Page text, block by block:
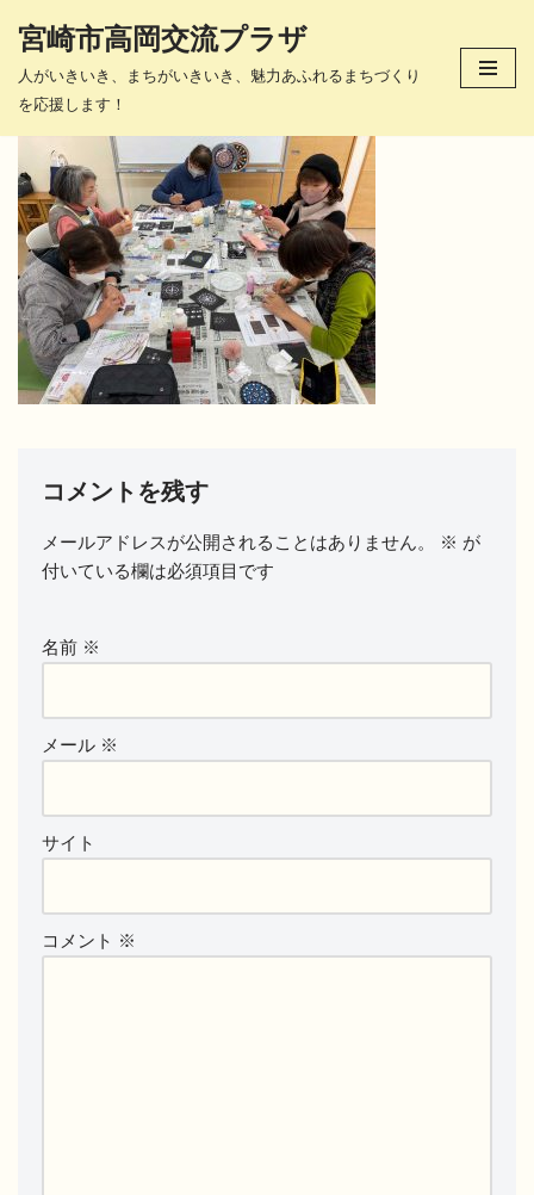
コ
ツ
へ
ス
キ
ッ
プ
宮崎市高岡交流プラザ
人がいきいき、まちがいきいき、魅力あふれるまちづくり
を応援します！
コメントを残す
メールアドレスが公開されることはありません。 ※ が
付いている欄は必須項目です
名前 ※
メール ※
サイト
コメント ※